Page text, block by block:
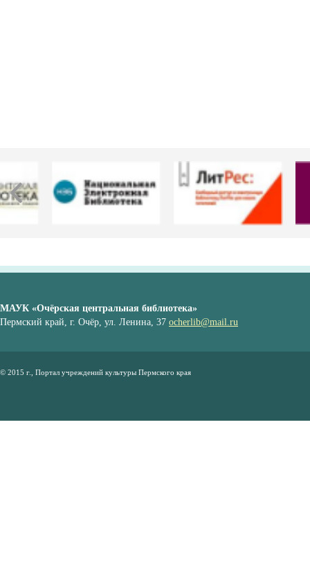
МАУК «Очёрская центральная библиотека»
Пермский край, г. Очёр, ул. Ленина, 37 ocherlib@mail.ru
© 2015 г., Портал учреждений культуры Пермского края